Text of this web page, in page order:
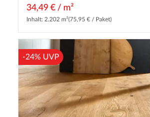
34,49 € / m²
Inhalt: 2.202 m²(75,95 € / Paket)
-24% UVP